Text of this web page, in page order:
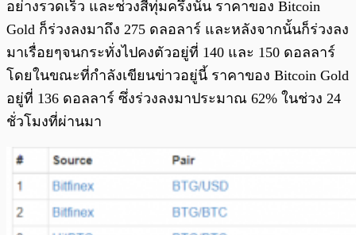
อย่างรวดเร็ว และช่วงสี่ทุ่มครึ่งนั้น ราคาของ Bitcoin
Gold ก็ร่วงลงมาถึง 275 ดลอลาร์ และหลังจากนั้นก็ร่วงลง
มาเรื่อยๆจนกระทั่งไปคงตัวอยู่ที่ 140 และ 150 ดอลลาร์
โดยในขณะที่กำลังเขียนข่าวอยู่นี้ ราคาของ Bitcoin Gold
อยู่ที่ 136 ดอลลาร์ ซึ่งร่วงลงมาประมาณ 62% ในช่วง 24
ชั่วโมงที่ผ่านมา